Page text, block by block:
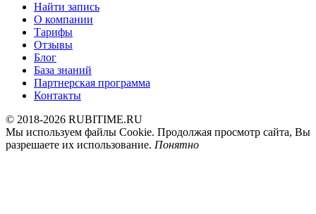
Найти запись
О компании
Тарифы
Отзывы
Блог
База знаний
Партнерская программа
Контакты
© 2018-2026 RUBITIME.RU
Мы используем файлы Cookie. Продолжая просмотр сайта, Вы
разрешаете их использование. Понятно